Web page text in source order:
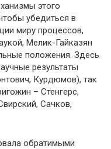
этого
убедиться в
миру процессов,
Мелик-Гайказян
положения. Здесь
результаты
Курдюмов), так
– Стенгерс,
Сачков,
обратимыми